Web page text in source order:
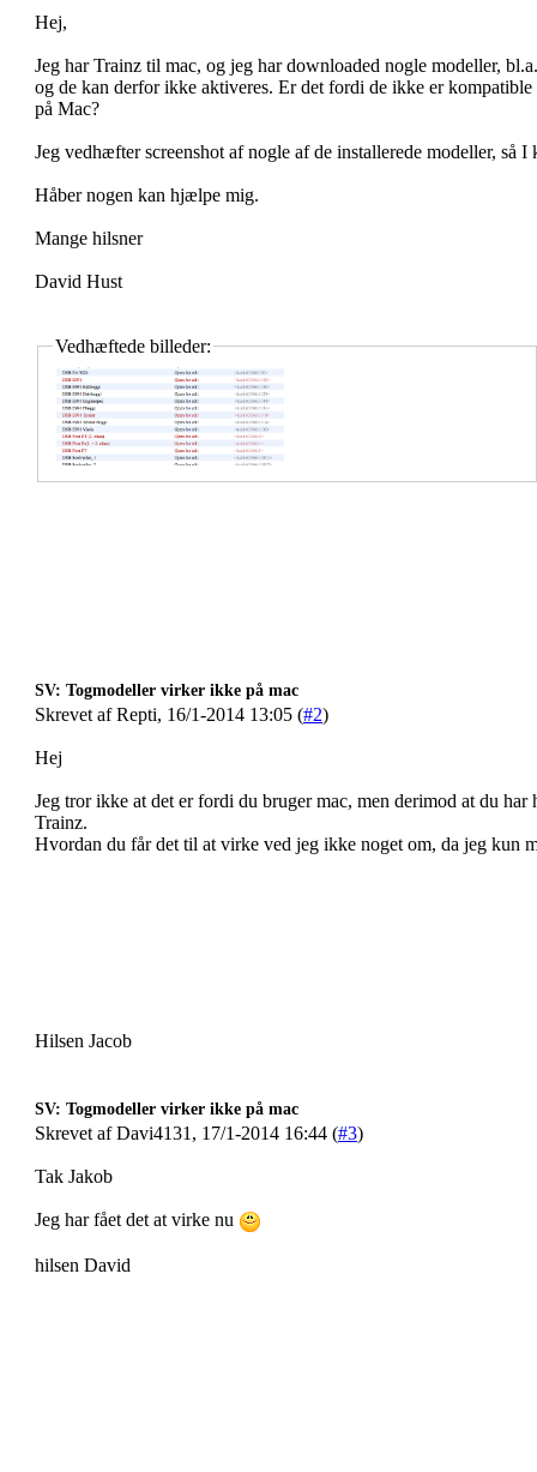
Hej,
Jeg har Trainz til mac, og jeg har downloaded nogle modeller,
og de kan derfor ikke aktiveres. Er det fordi de ikke er
på Mac?
Jeg vedhæfter screenshot af nogle af de installerede modeller, så I
Håber nogen kan hjælpe mig.
Mange hilsner
David Hust
Vedhæftede billeder:
SV: Togmodeller virker ikke på mac
Skrevet af Repti, 16/1-2014 13:05 (#2)
Hej
Jeg tror ikke at det er fordi du bruger mac, men derimod at du
Trainz.
Hvordan du får det til at virke ved jeg ikke noget om, da jeg kun
Hilsen Jacob
SV: Togmodeller virker ikke på mac
Skrevet af Davi4131, 17/1-2014 16:44 (#3)
Tak Jakob
Jeg har fået det at virke nu
hilsen David